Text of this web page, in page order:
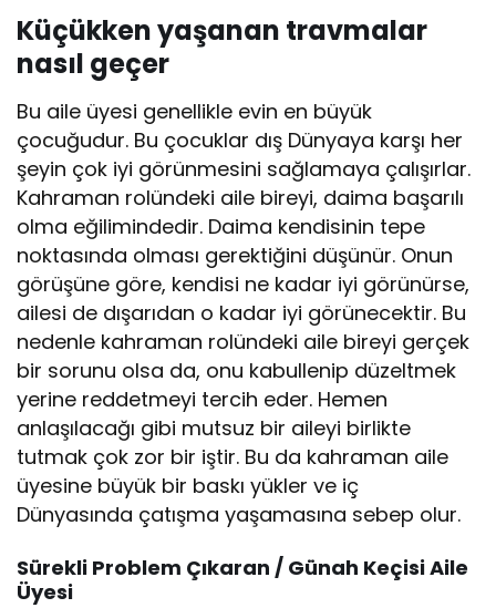
Küçükken yaşanan travmalar
nasıl geçer
Bu aile üyesi genellikle evin en büyük
çocuğudur. Bu çocuklar dış Dünyaya karşı her
şeyin çok iyi görünmesini sağlamaya çalışırlar.
Kahraman rolündeki aile bireyi, daima başarılı
olma eğilimindedir. Daima kendisinin tepe
noktasında olması gerektiğini düşünür. Onun
görüşüne göre, kendisi ne kadar iyi görünürse,
ailesi de dışarıdan o kadar iyi görünecektir. Bu
nedenle kahraman rolündeki aile bireyi gerçek
bir sorunu olsa da, onu kabullenip düzeltmek
yerine reddetmeyi tercih eder. Hemen
anlaşılacağı gibi mutsuz bir aileyi birlikte
tutmak çok zor bir iştir. Bu da kahraman aile
üyesine büyük bir baskı yükler ve iç
Dünyasında çatışma yaşamasına sebep olur.
Sürekli Problem Çıkaran / Günah Keçisi Aile
Üyesi